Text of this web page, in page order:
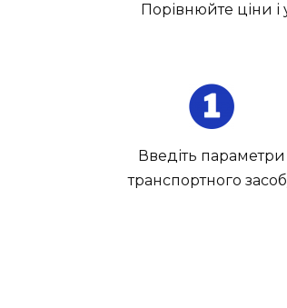
Порівнюйте ціни
Введіть параметри
транспортного